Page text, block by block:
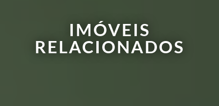
IMÓVEIS
RELACIONADOS